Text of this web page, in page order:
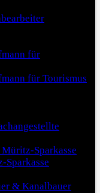
für
für Tourismus
Sparkasse
Sparkasse
& Kanalbauer